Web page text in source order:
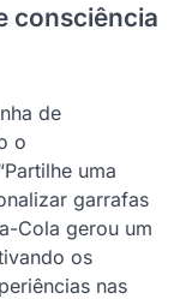
consciência
de
o
uma
garrafas
Cola gerou um
os
nas